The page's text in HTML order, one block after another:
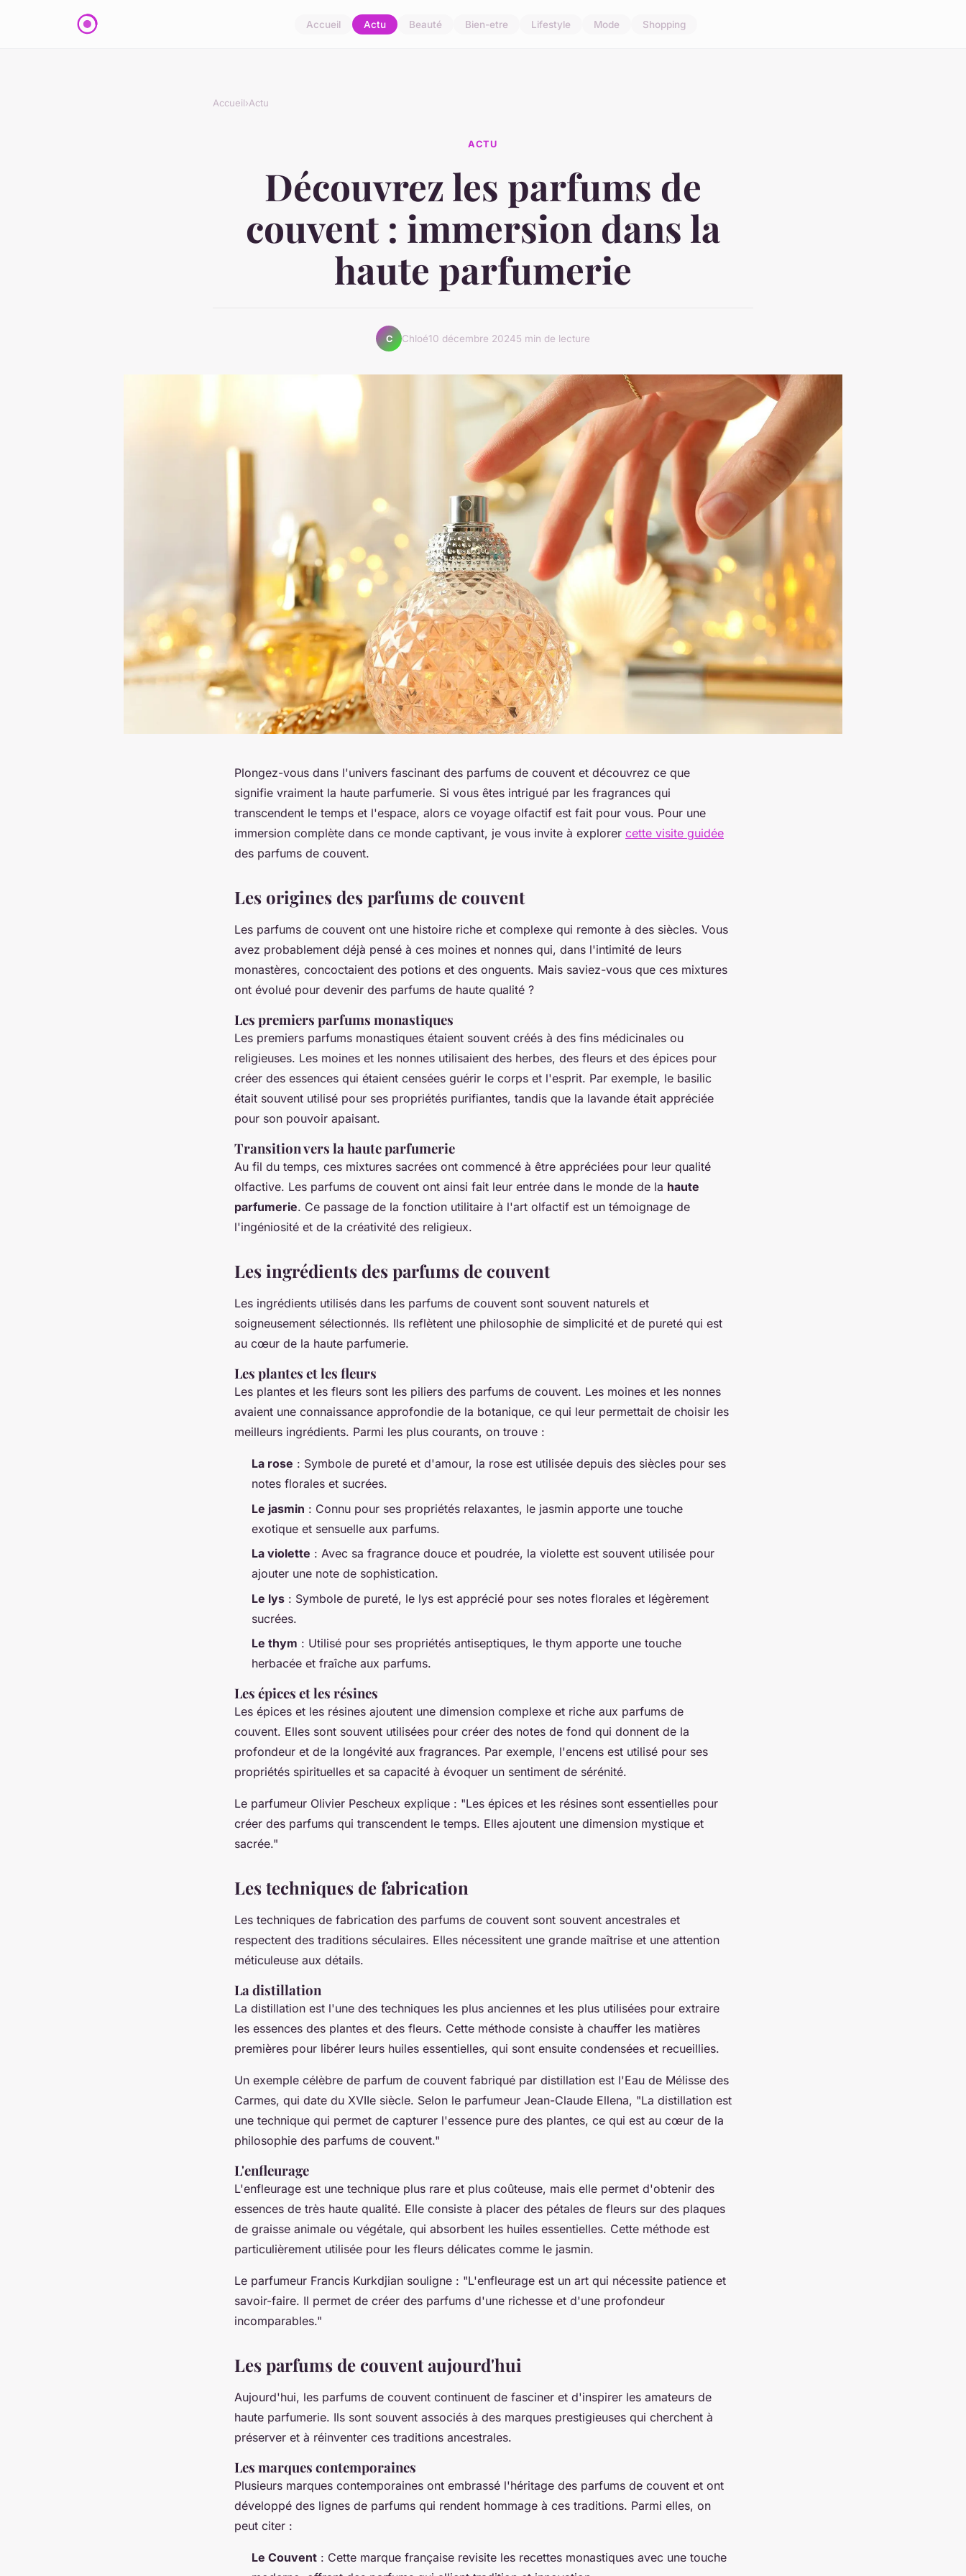
Accueil Actu Beauté Bien-etre Lifestyle Mode Shopping
Accueil›Actu
ACTU
Découvrez les parfums de
couvent : immersion dans la
haute parfumerie
C Chloé10 décembre 20245 min de lecture
Plongez-vous dans l'univers fascinant des parfums de couvent et découvrez ce que
signifie vraiment la haute parfumerie. Si vous êtes intrigué par les fragrances qui
transcendent le temps et l'espace, alors ce voyage olfactif est fait pour vous. Pour une
immersion complète dans ce monde captivant, je vous invite à explorer cette visite guidée
des parfums de couvent.
Les origines des parfums de couvent
Les parfums de couvent ont une histoire riche et complexe qui remonte à des siècles. Vous
avez probablement déjà pensé à ces moines et nonnes qui, dans l'intimité de leurs
monastères, concoctaient des potions et des onguents. Mais saviez-vous que ces mixtures
ont évolué pour devenir des parfums de haute qualité ?
Les premiers parfums monastiques
Les premiers parfums monastiques étaient souvent créés à des fins médicinales ou
religieuses. Les moines et les nonnes utilisaient des herbes, des fleurs et des épices pour
créer des essences qui étaient censées guérir le corps et l'esprit. Par exemple, le basilic
était souvent utilisé pour ses propriétés purifiantes, tandis que la lavande était appréciée
pour son pouvoir apaisant.
Transition vers la haute parfumerie
Au fil du temps, ces mixtures sacrées ont commencé à être appréciées pour leur qualité
olfactive. Les parfums de couvent ont ainsi fait leur entrée dans le monde de la haute
parfumerie. Ce passage de la fonction utilitaire à l'art olfactif est un témoignage de
l'ingéniosité et de la créativité des religieux.
Les ingrédients des parfums de couvent
Les ingrédients utilisés dans les parfums de couvent sont souvent naturels et
soigneusement sélectionnés. Ils reflètent une philosophie de simplicité et de pureté qui est
au cœur de la haute parfumerie.
Les plantes et les fleurs
Les plantes et les fleurs sont les piliers des parfums de couvent. Les moines et les nonnes
avaient une connaissance approfondie de la botanique, ce qui leur permettait de choisir les
meilleurs ingrédients. Parmi les plus courants, on trouve :
La rose : Symbole de pureté et d'amour, la rose est utilisée depuis des siècles pour ses
notes florales et sucrées.
Le jasmin : Connu pour ses propriétés relaxantes, le jasmin apporte une touche
exotique et sensuelle aux parfums.
La violette : Avec sa fragrance douce et poudrée, la violette est souvent utilisée pour
ajouter une note de sophistication.
Le lys : Symbole de pureté, le lys est apprécié pour ses notes florales et légèrement
sucrées.
Le thym : Utilisé pour ses propriétés antiseptiques, le thym apporte une touche
herbacée et fraîche aux parfums.
Les épices et les résines
Les épices et les résines ajoutent une dimension complexe et riche aux parfums de
couvent. Elles sont souvent utilisées pour créer des notes de fond qui donnent de la
profondeur et de la longévité aux fragrances. Par exemple, l'encens est utilisé pour ses
propriétés spirituelles et sa capacité à évoquer un sentiment de sérénité.
Le parfumeur Olivier Pescheux explique : "Les épices et les résines sont essentielles pour
créer des parfums qui transcendent le temps. Elles ajoutent une dimension mystique et
sacrée."
Les techniques de fabrication
Les techniques de fabrication des parfums de couvent sont souvent ancestrales et
respectent des traditions séculaires. Elles nécessitent une grande maîtrise et une attention
méticuleuse aux détails.
La distillation
La distillation est l'une des techniques les plus anciennes et les plus utilisées pour extraire
les essences des plantes et des fleurs. Cette méthode consiste à chauffer les matières
premières pour libérer leurs huiles essentielles, qui sont ensuite condensées et recueillies.
Un exemple célèbre de parfum de couvent fabriqué par distillation est l'Eau de Mélisse des
Carmes, qui date du XVIIe siècle. Selon le parfumeur Jean-Claude Ellena, "La distillation est
une technique qui permet de capturer l'essence pure des plantes, ce qui est au cœur de la
philosophie des parfums de couvent."
L'enfleurage
L'enfleurage est une technique plus rare et plus coûteuse, mais elle permet d'obtenir des
essences de très haute qualité. Elle consiste à placer des pétales de fleurs sur des plaques
de graisse animale ou végétale, qui absorbent les huiles essentielles. Cette méthode est
particulièrement utilisée pour les fleurs délicates comme le jasmin.
Le parfumeur Francis Kurkdjian souligne : "L'enfleurage est un art qui nécessite patience et
savoir-faire. Il permet de créer des parfums d'une richesse et d'une profondeur
incomparables."
Les parfums de couvent aujourd'hui
Aujourd'hui, les parfums de couvent continuent de fasciner et d'inspirer les amateurs de
haute parfumerie. Ils sont souvent associés à des marques prestigieuses qui cherchent à
préserver et à réinventer ces traditions ancestrales.
Les marques contemporaines
Plusieurs marques contemporaines ont embrassé l'héritage des parfums de couvent et ont
développé des lignes de parfums qui rendent hommage à ces traditions. Parmi elles, on
peut citer :
Le Couvent : Cette marque française revisite les recettes monastiques avec une touche